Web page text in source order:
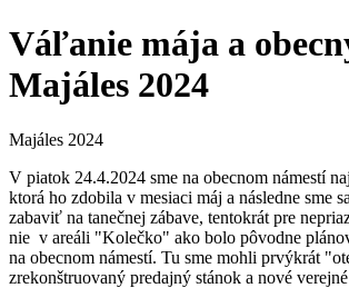
Váľanie mája a
Majáles 2024
Majáles 2024
V piatok 24.4.2024 sme na obecnom námestí
ktorá ho zdobila v mesiaci máj a následne sme
zabaviť na tanečnej zábave, tentokrát pre
nie v areáli "Kolečko" ako bolo pôvodne
na obecnom námestí. Tu sme mohli prvýkrát
zrekonštruovaný predajný stánok a nové